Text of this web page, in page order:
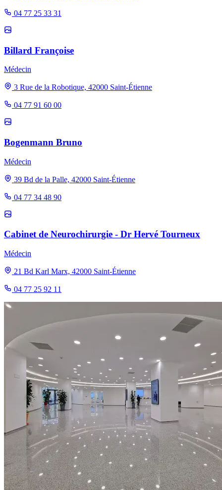
04 77 25 33 31
Billard Françoise
Médecin
3 Rue de la Robotique, 42000 Saint-Étienne
04 77 91 60 00
Bogenmann Bruno
Médecin
39 Bd de la Palle, 42000 Saint-Étienne
04 77 34 48 90
Cabinet de Neurochirurgie - Dr Hervé Tourneux
Médecin
21 Bd Karl Marx, 42000 Saint-Étienne
04 77 25 92 11